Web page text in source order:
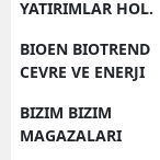
YATIRIMLAR HOL.
BIOEN BIOTREND
CEVRE VE ENERJI
BIZIM BIZIM
MAGAZALARI